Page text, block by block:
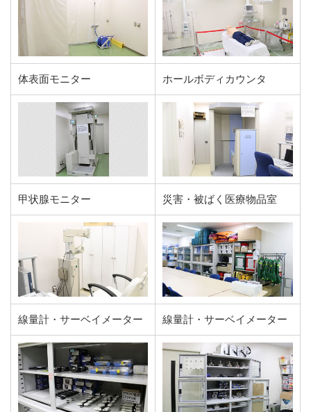
体表面モニター ホールボディカウンタ
甲状腺モニター 災害・被ばく医療物品室
線量計・サーベイメーター 線量計・サーベイメーター